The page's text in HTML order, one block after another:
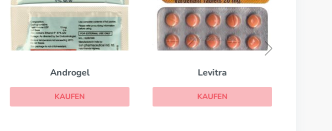
Androgel
KAUFEN
Levitra
KAUFEN